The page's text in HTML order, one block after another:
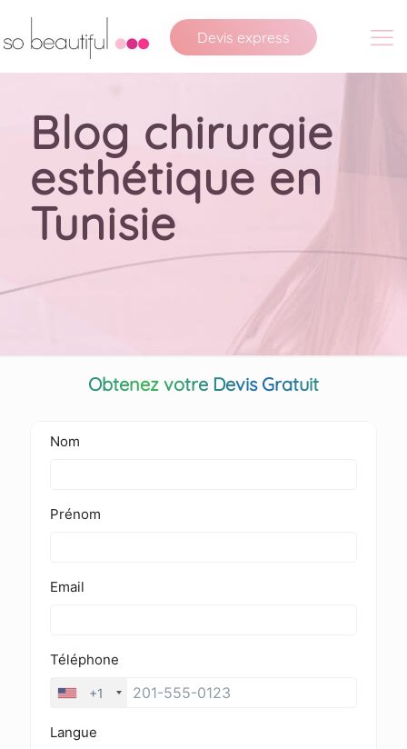
Devis express
Blog chirurgie
esthétique en
Tunisie
Obtenez votre Devis Gratuit